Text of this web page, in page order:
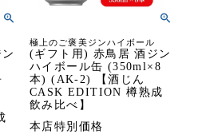
極上のご褒美ジンハイボール
(ギフト用) 赤鳥居 酒ジン
ハイボール缶 (350ml×8
本) (AK-2) 【酒じん
CASK EDITION 樽熟成
飲み比べ】
本店特別価格